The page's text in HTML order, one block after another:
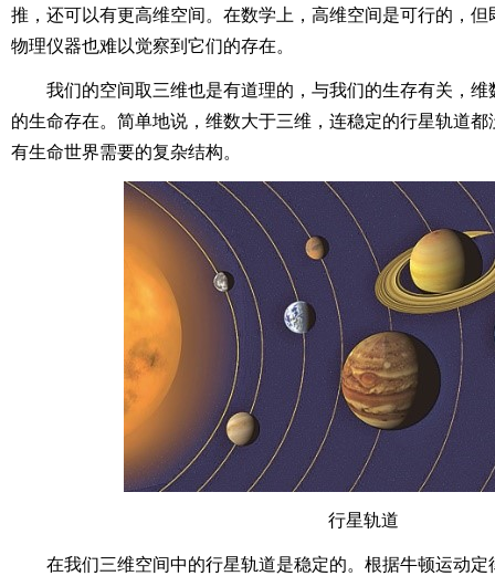
推，还可以有更高维空间。在数学上，高维空间是可行的，
物理仪器也难以觉察到它们的存在。
我们的空间取三维也是有道理的，与我们的生存有关，维
的生命存在。简单地说，维数大于三维，连稳定的行星轨道
有生命世界需要的复杂结构。
行星轨道
在我们三维空间中的行星轨道是稳定的。根据牛顿运动定